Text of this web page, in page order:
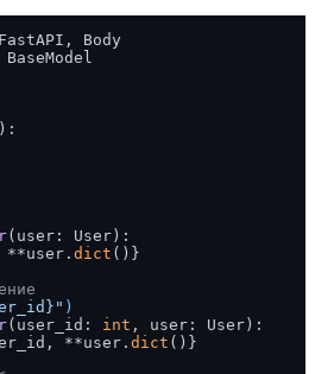
BaseModel
):
( user: User ):
**user.dict ()}
)
( user_id: int , user: User ):
**user.dict ()}